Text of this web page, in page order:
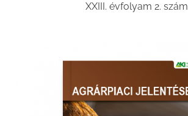
XXIII. évfolyam 2. szám